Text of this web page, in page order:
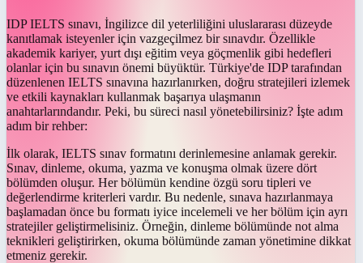
IDP IELTS sınavı, İngilizce dil yeterliliğini uluslararası düzeyde
kanıtlamak isteyenler için vazgeçilmez bir sınavdır. Özellikle
akademik kariyer, yurt dışı eğitim veya göçmenlik gibi hedefleri
olanlar için bu sınavın önemi büyüktür. Türkiye'de IDP tarafından
düzenlenen IELTS sınavına hazırlanırken, doğru stratejileri izlemek
ve etkili kaynakları kullanmak başarıya ulaşmanın
anahtarlarındandır. Peki, bu süreci nasıl yönetebilirsiniz? İşte adım
adım bir rehber:
İlk olarak, IELTS sınav formatını derinlemesine anlamak gerekir.
Sınav, dinleme, okuma, yazma ve konuşma olmak üzere dört
bölümden oluşur. Her bölümün kendine özgü soru tipleri ve
değerlendirme kriterleri vardır. Bu nedenle, sınava hazırlanmaya
başlamadan önce bu formatı iyice incelemeli ve her bölüm için ayrı
stratejiler geliştirmelisiniz. Örneğin, dinleme bölümünde not alma
teknikleri geliştirirken, okuma bölümünde zaman yönetimine dikkat
etmeniz gerekir.